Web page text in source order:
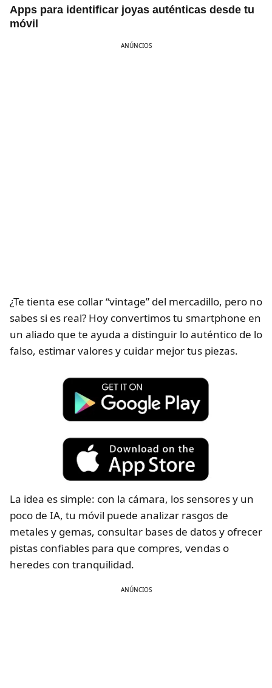
Apps para identificar joyas auténticas desde tu
móvil
ANÚNCIOS
¿Te tienta ese collar “vintage” del mercadillo, pero no
sabes si es real? Hoy convertimos tu smartphone en
un aliado que te ayuda a distinguir lo auténtico de lo
falso, estimar valores y cuidar mejor tus piezas.
La idea es simple: con la cámara, los sensores y un
poco de IA, tu móvil puede analizar rasgos de
metales y gemas, consultar bases de datos y ofrecer
pistas confiables para que compres, vendas o
heredes con tranquilidad.
ANÚNCIOS